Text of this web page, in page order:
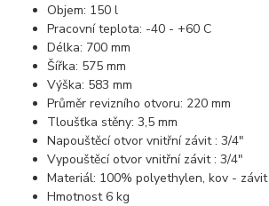
Objem: 150 l
Pracovní teplota: -40 - +60 C
Délka: 700 mm
Šířka: 575 mm
Výška: 583 mm
Průměr revizního otvoru: 220 mm
Tloušťka stěny: 3,5 mm
Napouštěcí otvor vnitřní závit : 3/4"
Vypouštěcí otvor vnitřní závit : 3/4"
Materiál: 100% polyethylen, kov - závit
Hmotnost 6 kg